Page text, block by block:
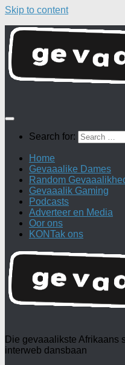
Skip to content
Search for:
Home
Gevaaalike Dames
Random
Gevaaalik Gaming
Podcasts
Adverteer en Media
Oor ons
KONTak ons
Die gevaaalikste Afrikaans
interweb dansbaan